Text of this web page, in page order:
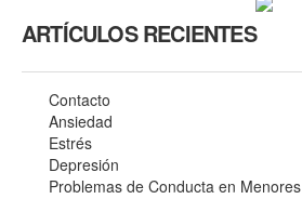
ARTÍCULOS RECIENTES
Contacto
Ansiedad
Estrés
Depresión
Problemas de Conducta en Menores